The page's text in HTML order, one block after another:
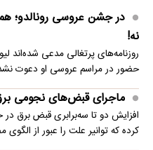
در جشن عروسی
نه!
روزنامه‌های پرتغالی مدعی شده‌اند
حضور در مراسم عروسی او دعوت
ماجرای قبض‌های نجومی
افزایش دو تا سه‌برابری قبض برق در
کرده که توانیر علت را عبور از